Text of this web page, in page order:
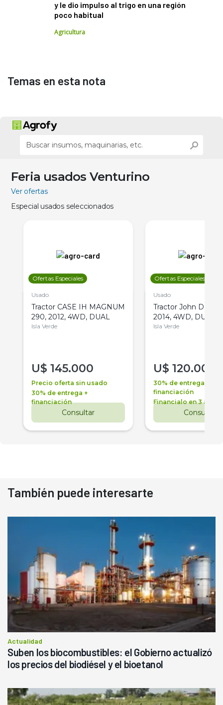
y le dio impulso al trigo en una región
poco habitual
Agricultura
Temas en esta nota
Feria usados Venturino
Ver ofertas
Especial usados seleccionados
Ofertas Especiales
Usado
Tractor CASE IH MAGNUM
290, 2012, 4WD, DUAL
Isla Verde
U$ 145.000
Precio oferta sin usado
30% de entrega +
financiación
Consultar
Ofertas Especiales
Usado
Tractor John Deere
2014, 4WD, DUAL
Isla Verde
U$ 120.000
30% de entrega +
financiación
Financialo en 3 años
Consultar
También puede interesarte
Actualidad
Suben los biocombustibles: el Gobierno actualizó
los precios del biodiésel y el bioetanol